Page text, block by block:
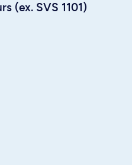
(ex. SVS 1101)